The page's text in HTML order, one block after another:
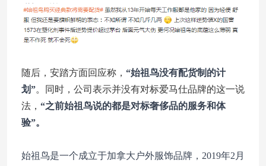
随后，安踏方面回应称， “始祖鸟没有配货制的计
划”。同时，公司表示并没有对标爱马仕品牌的这一说
法， “之前始祖鸟说的都是对标奢侈品的服务和体
验”。
始祖鸟是一个成立于加拿大户外服饰品牌，2019年2月